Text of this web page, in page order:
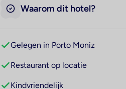
Waarom dit hotel?
Gelegen in Porto Moniz
Restaurant op locatie
Kindvriendelijk